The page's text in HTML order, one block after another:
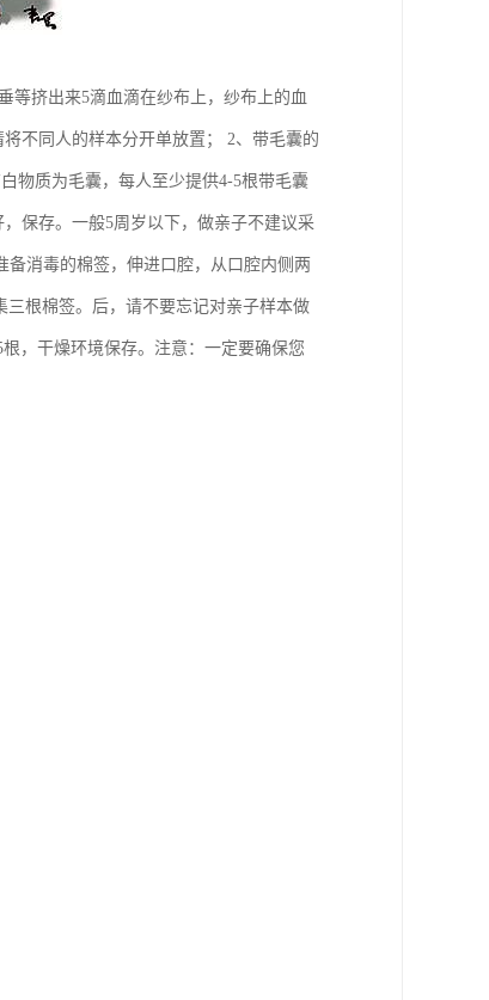
等挤出来5滴血滴在纱布上，纱布上的血
不同人的样本分开单放置； 2、带毛囊的
物质为毛囊，每人至少提供4-5根带毛囊
保存。一般5周岁以下，做亲子不建议采
消毒的棉签，伸进口腔，从口腔内侧两
根棉签。后，请不要忘记对亲子样本做
，干燥环境保存。注意：一定要确保您